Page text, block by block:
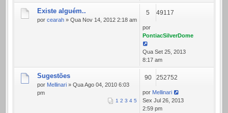
Existe alguém..
por cearah » Qua Nov 14, 2012 2:18 am
5 49117
por
PontiacSilverDome
Qua Set 25, 2013
8:17 am
Sugestões
por Mellinari » Qua Ago 04, 2010 6:03
pm
1 2 3 4 5
90 252752
por Mellinari
Sex Jul 26, 2013
2:59 pm